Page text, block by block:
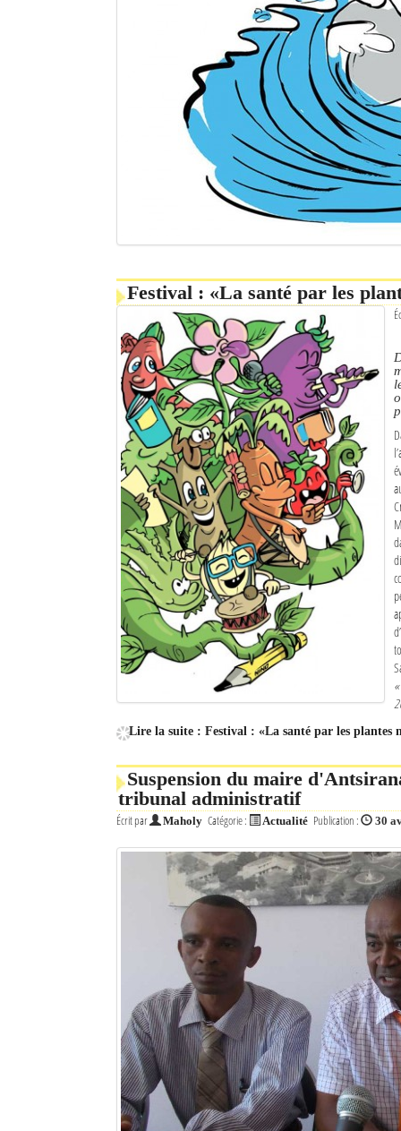
Festival : «La santé par les
Lire la suite : Festival : «La santé par les plantes
Suspension du maire
tribunal administratif
Écrit par Maholy Catégorie : Actualité Publication : 30